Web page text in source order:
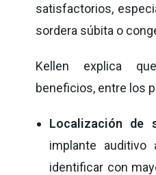
satisfactorios,
sordera súbita o
Kellen explica
beneficios, entre los
Localización de
implante auditivo
identificar con